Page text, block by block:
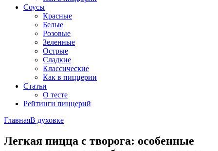
Соусы
Красные
Белые
Розовые
Зеленные
Острые
Сладкие
Классические
Как в пиццерии
Статьи
О тесте
Рейтинги пиццерий
ГлавнаяВ духовке
Легкая пицца с творога: особенные